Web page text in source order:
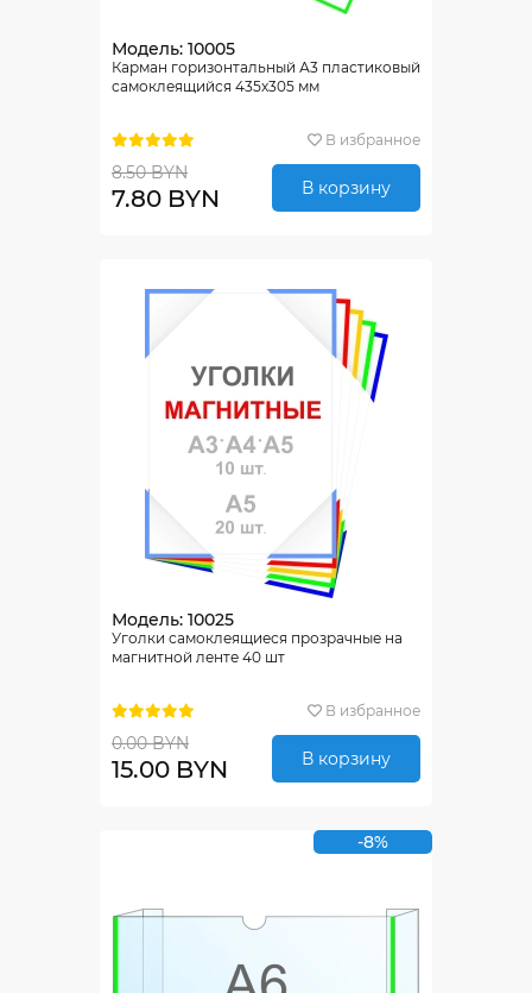
Модель: 10005
Карман горизонтальный А3 пластиковый
самоклеящийся 435х305 мм
В избранное
8.50 BYN
7.80 BYN В корзину
Модель: 10025
Уголки самоклеящиеся прозрачные на
магнитной ленте 40 шт
В избранное
0.00 BYN
15.00 BYN В корзину
-8%